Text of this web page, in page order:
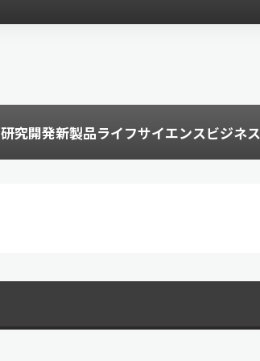
研究開発新製品ライフサイエンスビジネス